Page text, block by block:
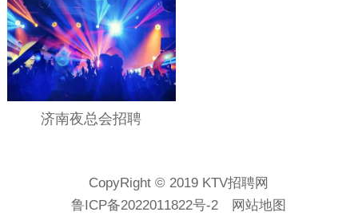
济南夜总会招聘
CopyRight © 2019 KTV招聘网
鲁ICP备2022011822号-2
网站地图